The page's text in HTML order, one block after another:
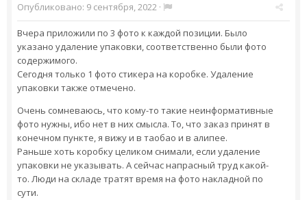
Опубликовано: 9 сентября, 2022 ·
Вчера приложили по 3 фото к каждой позиции. Было
указано удаление упаковки, соответственно были фото
содержимого.
Сегодня только 1 фото стикера на коробке. Удаление
упаковки также отмечено.
Очень сомневаюсь, что кому-то такие неинформативные
фото нужны, ибо нет в них смысла. То, что заказ принят в
конечном пункте, я вижу и в таобао и в алипее.
Раньше хоть коробку целиком снимали, если удаление
упаковки не указывать. А сейчас напрасный труд какой-
то. Люди на складе тратят время на фото накладной по
сути.